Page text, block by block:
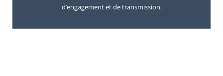
d’engagement et de transmission.